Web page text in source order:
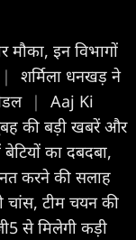
मौका, इन विभागों
|
शर्मिला धनखड़ ने
|
Aaj Ki
की बड़ी खबरें और
का दबदबा,
करने की सलाह
चांस, टीम चयन की
से मिलेगी कड़ी